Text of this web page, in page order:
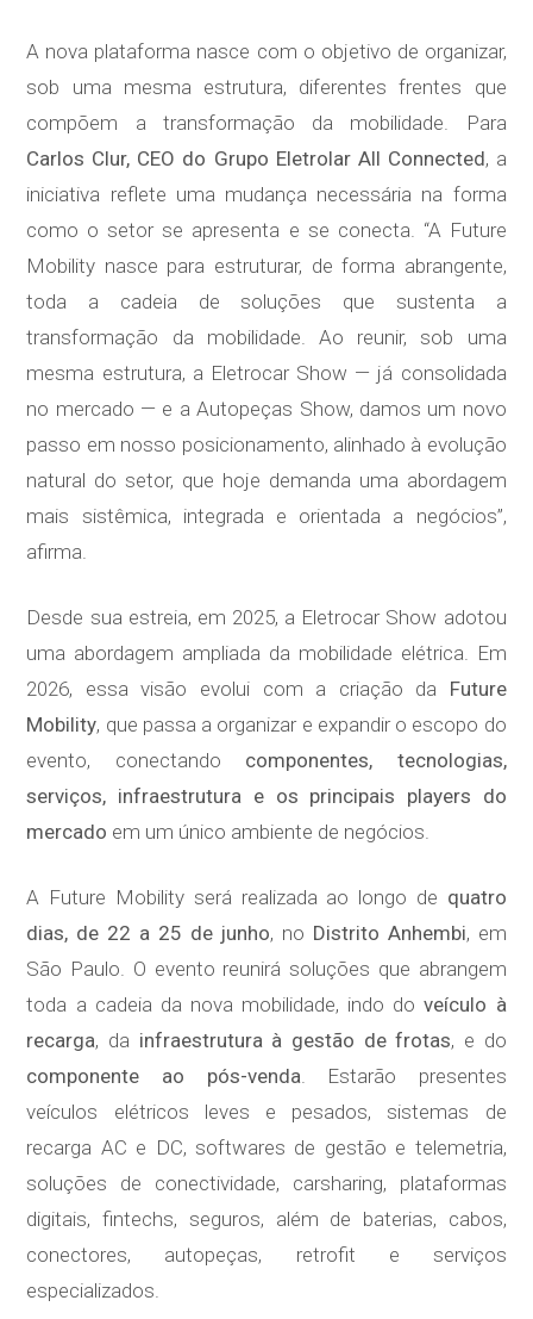
A nova plataforma nasce com o objetivo de organizar,
sob uma mesma estrutura, diferentes frentes que
compõem a transformação da mobilidade. Para
Carlos Clur, CEO do Grupo Eletrolar All Connected, a
iniciativa reflete uma mudança necessária na forma
como o setor se apresenta e se conecta. “A Future
Mobility nasce para estruturar, de forma abrangente,
toda a cadeia de soluções que sustenta a
transformação da mobilidade. Ao reunir, sob uma
mesma estrutura, a Eletrocar Show — já consolidada
no mercado — e a Autopeças Show, damos um novo
passo em nosso posicionamento, alinhado à evolução
natural do setor, que hoje demanda uma abordagem
mais sistêmica, integrada e orientada a negócios”,
afirma.
Desde sua estreia, em 2025, a Eletrocar Show adotou
uma abordagem ampliada da mobilidade elétrica. Em
2026, essa visão evolui com a criação da Future
Mobility, que passa a organizar e expandir o escopo do
evento, conectando componentes, tecnologias,
serviços, infraestrutura e os principais players do
mercado em um único ambiente de negócios.
A Future Mobility será realizada ao longo de quatro
dias, de 22 a 25 de junho, no Distrito Anhembi, em
São Paulo. O evento reunirá soluções que abrangem
toda a cadeia da nova mobilidade, indo doveículo à
recarga, da infraestrutura à gestão de frotas, e do
componente ao pós-venda . Estarão presentes
veículos elétricos leves e pesados, sistemas de
recarga AC e DC, softwares de gestão e telemetria,
soluções de conectividade, carsharing, plataformas
digitais, fintechs, seguros, além de baterias, cabos,
conectores, autopeças, retrofit e serviços
especializados.